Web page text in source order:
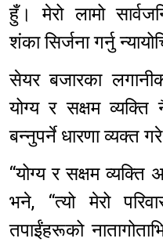
हुँ। मेरो लामो
शंका सिर्जना गर्नु
सेयर बजारका
योग्य र सक्षम व्यक्ति
बन्नुपर्ने धारणा व्यक्त
“योग्य र सक्षम
भने, “त्यो मेरो
तपाईंहरूको